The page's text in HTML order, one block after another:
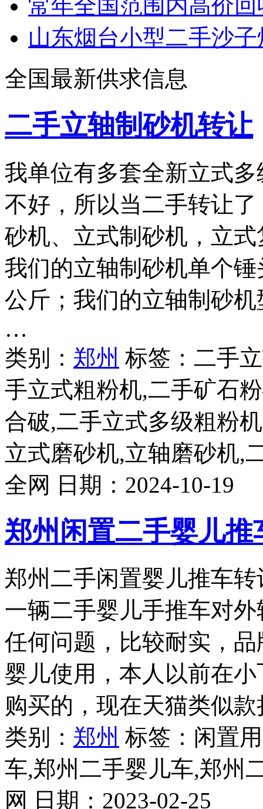
常年全国范围内高价
山东烟台小型二手沙
全国最新供求信息
二手立轴制砂机转让
我单位有多套全新立式
不好，所以当二手转让
砂机、立式制砂机，立
我们的立轴制砂机单个
公斤；我们的立轴制砂
…
类别： 郑州 标签：二手
手立式粗粉机,二手矿石
合破,二手立式多级粗粉
立式磨砂机,立轴磨砂机,
全网
日期： 2024-10-19
郑州闲置二手婴儿推
郑州二手闲置婴儿推车
一辆二手婴儿手推车对
任何问题，比较耐实，品
婴儿使用，本人以前在
购买的，现在天猫类似
类别： 郑州 标签：闲置
车,郑州二手婴儿车,郑州
网
日期： 2023-02-25